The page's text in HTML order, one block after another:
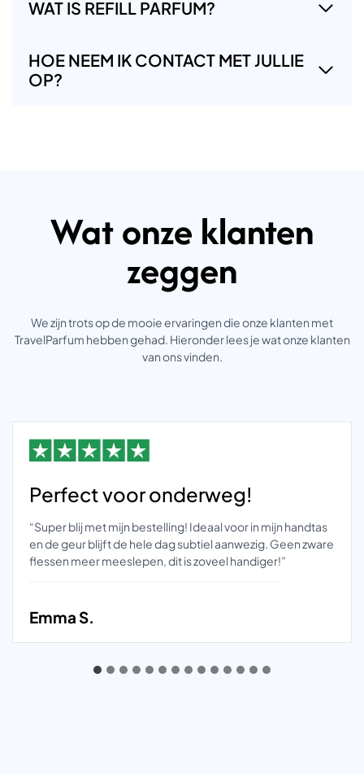
WAT IS REFILL PARFUM?
HOE NEEM IK CONTACT MET JULLIE
OP?
Wat onze klanten
zeggen
We zijn trots op de mooie ervaringen die onze klanten met
TravelParfum hebben gehad. Hieronder lees je wat onze klanten
van ons vinden.
Perfect voor onderweg!
“Super blij met mijn bestelling! Ideaal voor in mijn handtas
en de geur blijft de hele dag subtiel aanwezig. Geen zware
flessen meer meeslepen, dit is zoveel handiger!”
Emma S.